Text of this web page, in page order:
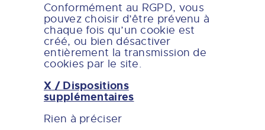
Conformément au RGPD, vous
pouvez choisir d’être prévenu à
chaque fois qu’un cookie est
créé, ou bien désactiver
entièrement la transmission de
cookies par le site.
X / Dispositions
supplémentaires
Rien à préciser